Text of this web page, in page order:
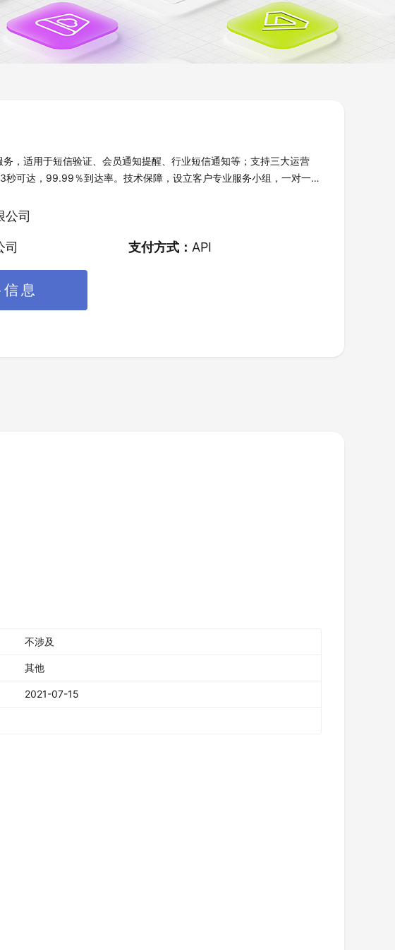
，适用于短信验证、会员通知提醒、行业短信通知等；支持三大运营
可达，99.99％到达率。技术保障，设立客户专业服务小组，一对一服
公司
司 支付方式： API
息
不涉及
其他
2021-07-15